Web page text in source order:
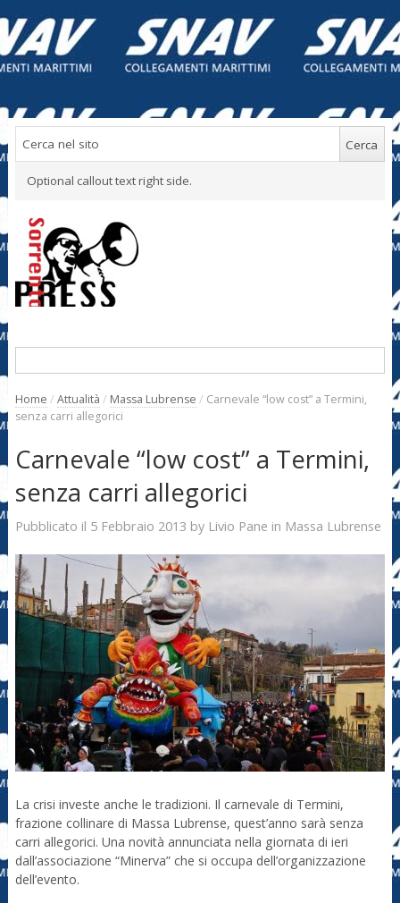
Optional callout text right side.
Home / Attualità / Massa Lubrense / Carnevale “low cost” a Termini,
senza carri allegorici
Carnevale “low cost” a Termini,
senza carri allegorici
Pubblicato il 5 Febbraio 2013 by Livio Pane in Massa Lubrense
La crisi investe anche le tradizioni. Il carnevale di Termini,
frazione collinare di Massa Lubrense, quest’anno sarà senza
carri allegorici. Una novità annunciata nella giornata di ieri
dall’associazione “Minerva” che si occupa dell’organizzazione
dell’evento.